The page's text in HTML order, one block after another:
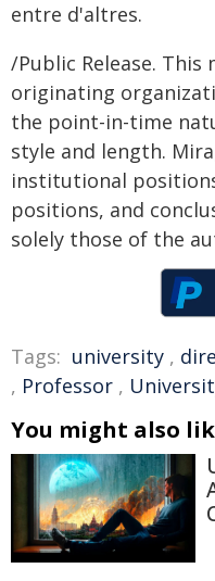
entre d'altres.
/Public Release.
originating
the point-in-time
style and length.
institutional
positions, and
solely those of the
Tags: university ,
, Professor ,
You might also